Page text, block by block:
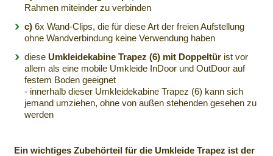
Rahmen miteinder zu verbinden
c) 6x Wand-Clips, die für diese Art der freien Aufstellung
ohne Wandverbindung keine Verwendung haben
diese Umkleidekabine Trapez (6) mit Doppeltür ist vor
allem als eine mobile Umkleide InDoor und OutDoor auf
festem Boden geeignet
- innerhalb dieser Umkleidekabine Trapez (6) kann sich
jemand umziehen, ohne von außen stehenden gesehen zu
werden
Ein wichtiges Zubehörteil für die Umkleide Trapez ist der